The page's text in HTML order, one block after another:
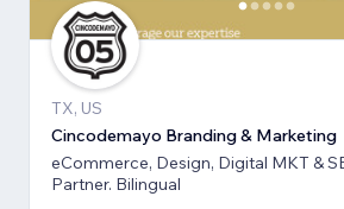
TX, US
Cincodemayo Branding & Marketing
eCommerce, Design, Digital MKT &
Partner. Bilingual